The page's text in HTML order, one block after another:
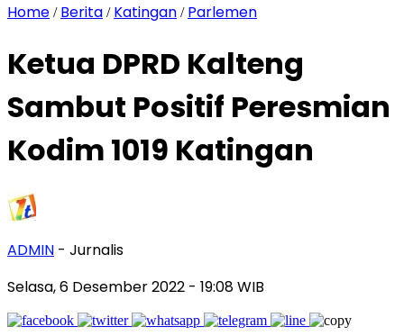
Home / Berita / Katingan / Parlemen
Ketua DPRD Kalteng
Sambut Positif Peresmian
Kodim 1019 Katingan
ADMIN - Jurnalis
Selasa, 6 Desember 2022 - 19:08 WIB